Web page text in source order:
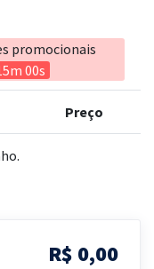
promocionais
00s
Preço
R$ 0,00